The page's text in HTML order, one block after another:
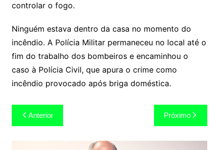
controlar o fogo.
Ninguém estava dentro da casa no momento do
incêndio. A Polícia Militar permaneceu no local até o
fim do trabalho dos bombeiros e encaminhou o
caso à Polícia Civil, que apura o crime como
incêndio provocado após briga doméstica.
Navegação
de
Post
Anterior Próximo